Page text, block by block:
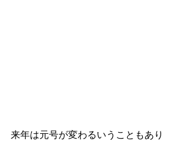
来年は元号が変わるいうこともあり